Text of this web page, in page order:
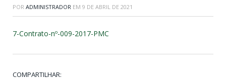
POR ADMINISTRADOR EM 9 DE ABRIL DE 2021
7-Contrato-nº-009-2017-PMC
COMPARTILHAR: